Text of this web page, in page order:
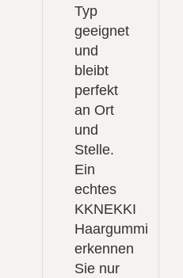
Typ
geeignet
und
bleibt
perfekt
an Ort
und
Stelle.
Ein
echtes
KKNEKKI
Haargummi
erkennen
Sie nur